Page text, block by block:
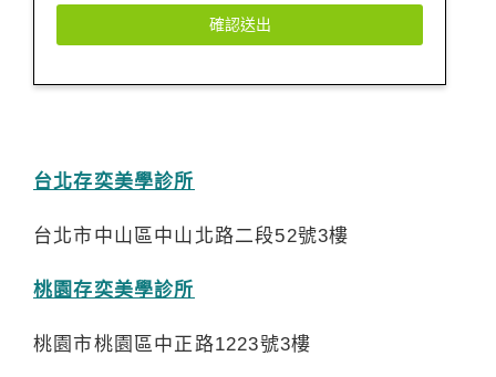
確認送出
台北存奕美學診所
台北市中山區中山北路二段52號3樓
桃園存奕美學診所
桃園市桃園區中正路1223號3樓